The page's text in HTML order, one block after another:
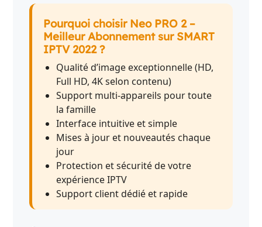
Pourquoi choisir Neo PRO 2 –
Meilleur Abonnement sur SMART
IPTV 2022 ?
Qualité d’image exceptionnelle (HD,
Full HD, 4K selon contenu)
Support multi-appareils pour toute
la famille
Interface intuitive et simple
Mises à jour et nouveautés chaque
jour
Protection et sécurité de votre
expérience IPTV
Support client dédié et rapide